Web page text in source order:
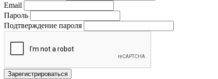
Email
Пароль
Подтверждение пароля